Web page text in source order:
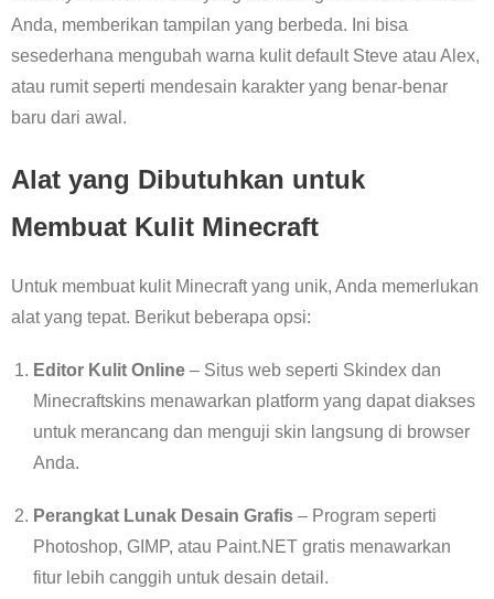
Anda, memberikan tampilan yang berbeda. Ini bisa
sesederhana mengubah warna kulit default Steve atau Alex,
atau rumit seperti mendesain karakter yang benar-benar
baru dari awal.
Alat yang Dibutuhkan untuk
Membuat Kulit Minecraft
Untuk membuat kulit Minecraft yang unik, Anda memerlukan
alat yang tepat. Berikut beberapa opsi:
Editor Kulit Online – Situs web seperti Skindex dan
Minecraftskins menawarkan platform yang dapat diakses
untuk merancang dan menguji skin langsung di browser
Anda.
Perangkat Lunak Desain Grafis – Program seperti
Photoshop, GIMP, atau Paint.NET gratis menawarkan
fitur lebih canggih untuk desain detail.